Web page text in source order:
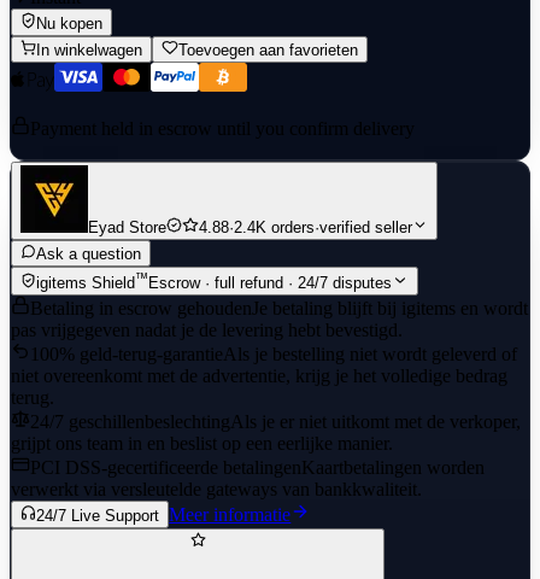
Nu kopen
In winkelwagen
Toevoegen aan favorieten
Payment held in escrow until you confirm delivery
Eyad Store 4.88·2.4K orders·verified seller
Ask a question
igitems Shield™ Escrow · full refund · 24/7 disputes
Betaling in escrow gehouden Je betaling blijft bij igitems en wordt
pas vrijgegeven nadat je de levering hebt bevestigd.
100% geld-terug-garantieAls je bestelling niet wordt geleverd of
niet overeenkomt met de advertentie, krijg je het volledige bedrag
terug.
24/7 geschillenbeslechtingAls je er niet uitkomt met de verkoper,
grijpt ons team in en beslist op een eerlijke manier.
PCI DSS-gecertificeerde betalingenKaartbetalingen worden
verwerkt via versleutelde gateways van bankkwaliteit.
24/7 Live Support Meer informatie